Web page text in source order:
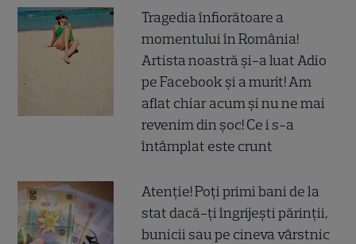
Tragedia înfiorătoare a
momentului în România!
Artista noastră și-a luat Adio
pe Facebook și a murit! Am
aflat chiar acum și nu ne mai
revenim din șoc! Ce i s-a
întâmplat este crunt
Atenție! Poți primi bani de la
stat dacă-ți îngrijești părinții,
bunicii sau pe cineva vârstnic